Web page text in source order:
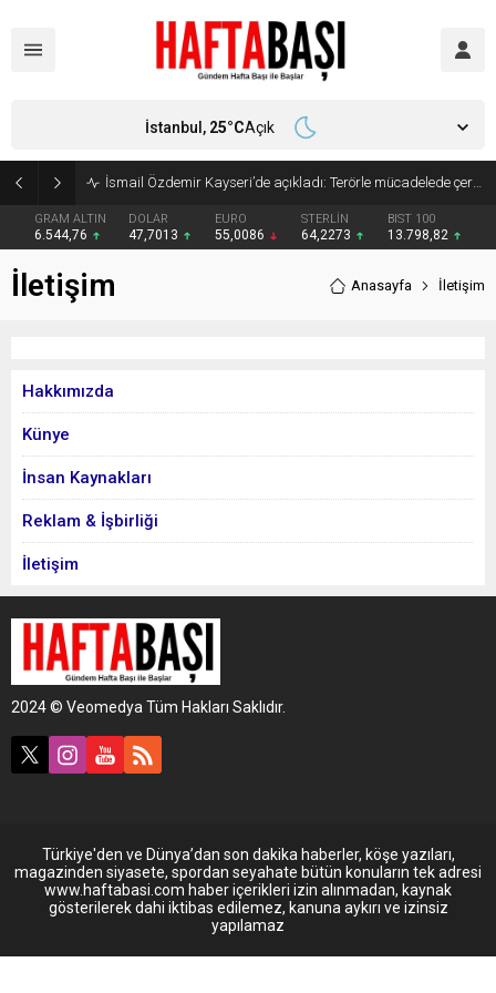
İsmail Özdemir Kayseri’de açıkladı: Terörle mücadelede çerçeve yasa Meclis’e geliyor
GRAM ALTIN
6.544,76
DOLAR
47,7013
EURO
55,0086
STERLİN
64,2273
BIST 100
13.798,82
İstanbul, 25°CAçık
İletişim Anasayfa İletişim
Hakkımızda
Künye
İnsan Kaynakları
Reklam & İşbirliği
İletişim
2024 © Veomedya Tüm Hakları Saklıdır.
Türkiye'den ve Dünya’dan son dakika haberler, köşe yazıları,
magazinden siyasete, spordan seyahate bütün konuların tek adresi
www.haftabasi.com haber içerikleri izin alınmadan, kaynak
gösterilerek dahi iktibas edilemez, kanuna aykırı ve izinsiz
yapılamaz